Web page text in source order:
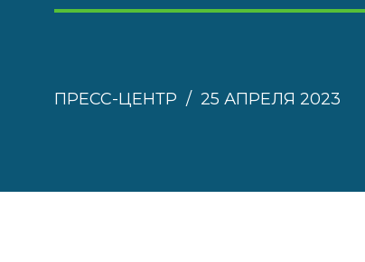
ПРЕСС-ЦЕНТР 25 АПРЕЛЯ 2023